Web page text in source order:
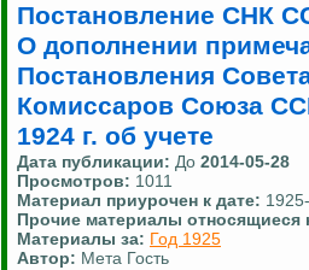
Постановление СНК
О дополнении
Постановления
Комиссаров Союза
1924 г. об учете
Дата публикации: До 2014-05-28
Просмотров: 1011
Материал приурочен к дате:
Прочие материалы относящиеся
Материалы за: Год 1925
Автор: Мета Гость